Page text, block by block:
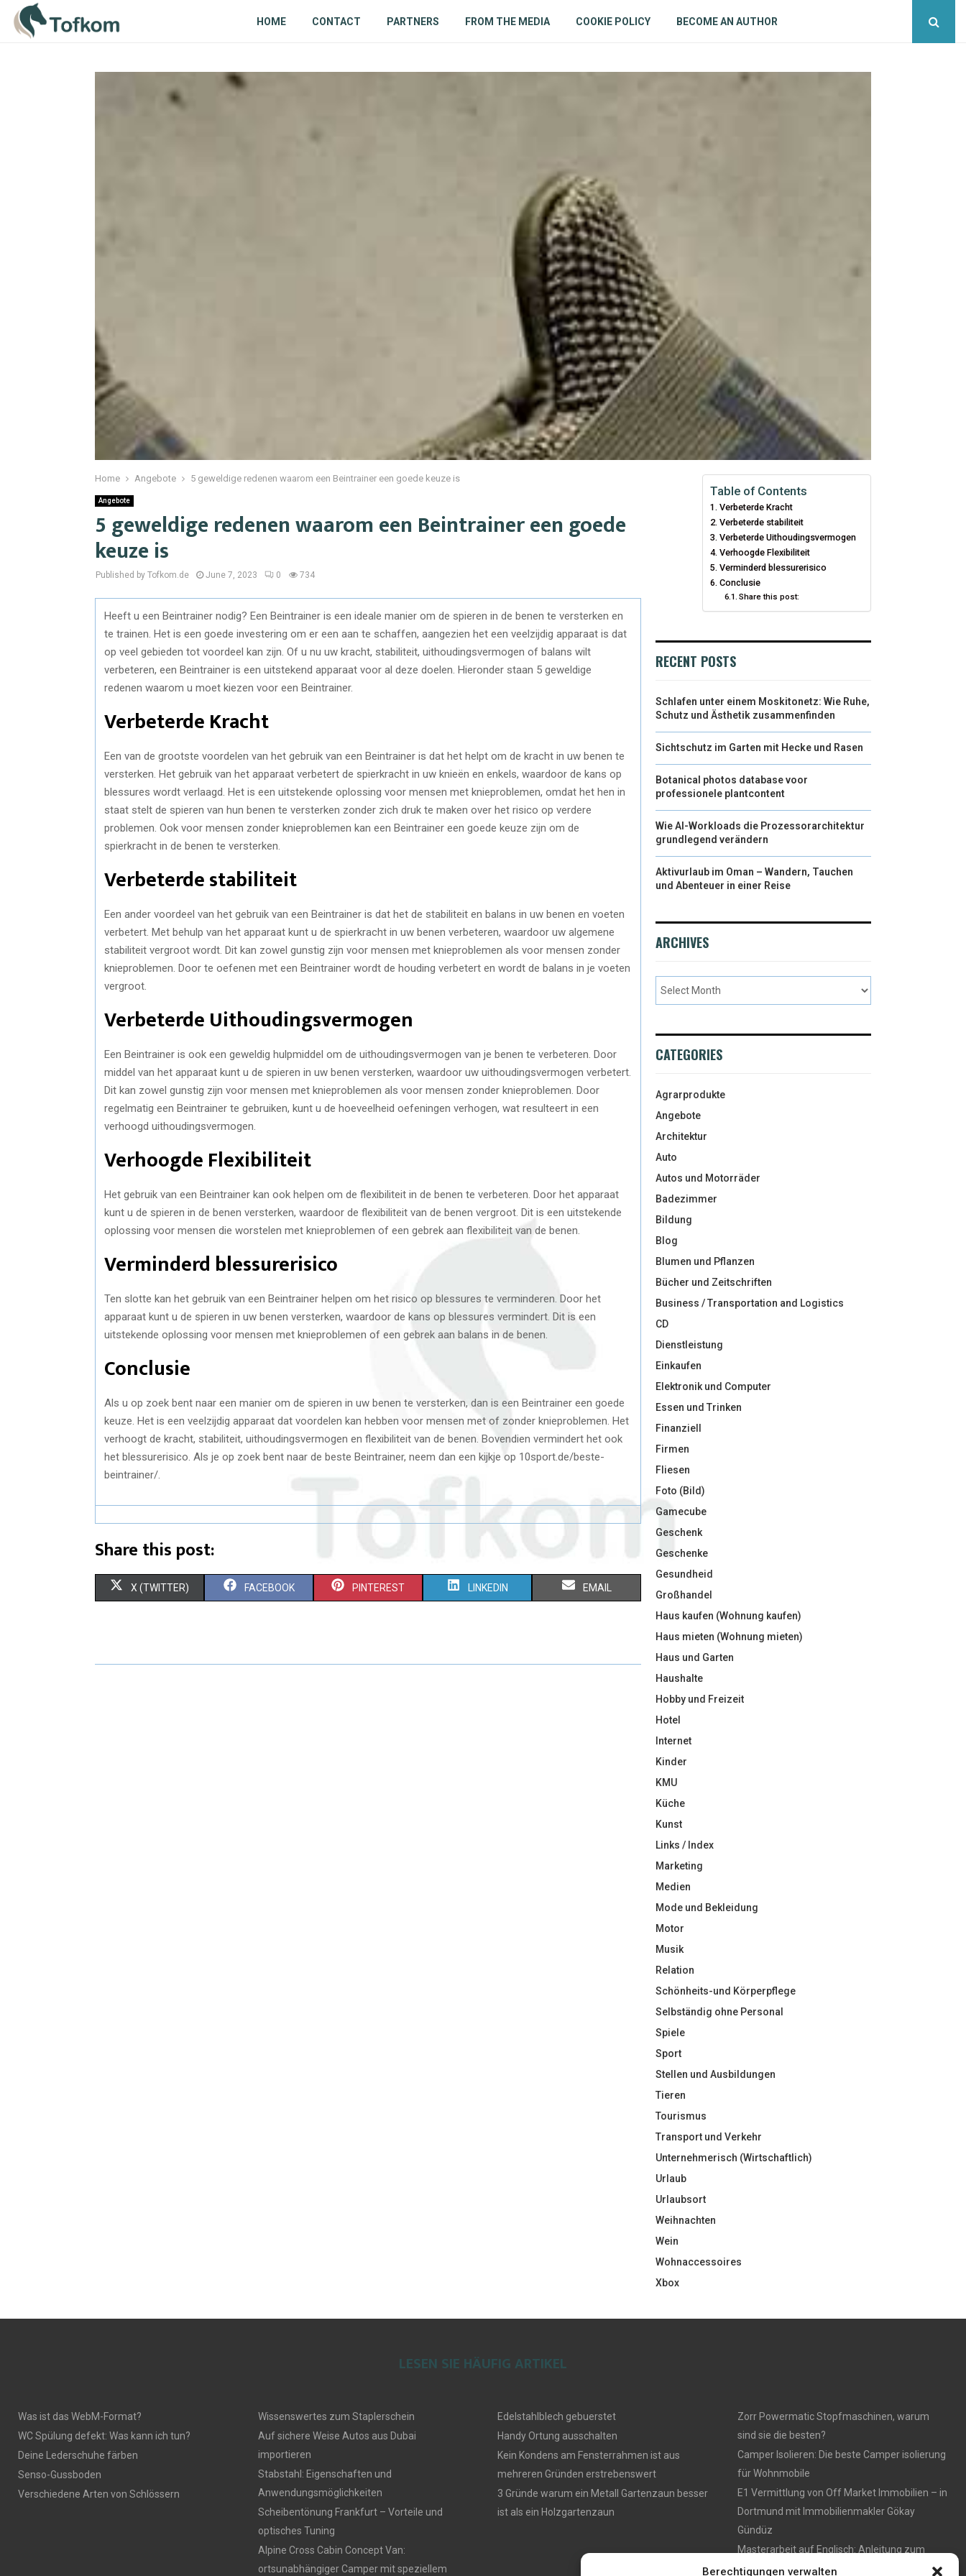
Berechtigungen verwalten
HOME CONTACT PARTNERS FROM THE MEDIA COOKIE POLICY BECOME AN AUTHOR
Home Angebote 5 geweldige redenen waarom een Beintrainer een goede keuze is
Angebote
5 geweldige redenen waarom een Beintrainer een goede
keuze is
Published by Tofkom.de June 7, 2023 0 734
Heeft u een Beintrainer nodig? Een Beintrainer is een ideale manier om de spieren in de benen te versterken en
te trainen. Het is een goede investering om er een aan te schaffen, aangezien het een veelzijdig apparaat is dat
op veel gebieden tot voordeel kan zijn. Of u nu uw kracht, stabiliteit, uithoudingsvermogen of balans wilt
verbeteren, een Beintrainer is een uitstekend apparaat voor al deze doelen. Hieronder staan ​​5 geweldige
redenen waarom u moet kiezen voor een Beintrainer.
Verbeterde Kracht
Een van de grootste voordelen van het gebruik van een Beintrainer is dat het helpt om de kracht in uw benen te
versterken. Het gebruik van het apparaat verbetert de spierkracht in uw knieën en enkels, waardoor de kans op
blessures wordt verlaagd. Het is een uitstekende oplossing voor mensen met knieproblemen, omdat het hen in
staat stelt de spieren van hun benen te versterken zonder zich druk te maken over het risico op verdere
problemen. Ook voor mensen zonder knieproblemen kan een Beintrainer een goede keuze zijn om de
spierkracht in de benen te versterken.
Verbeterde stabiliteit
Een ander voordeel van het gebruik van een Beintrainer is dat het de stabiliteit en balans in uw benen en voeten
verbetert. Met behulp van het apparaat kunt u de spierkracht in uw benen verbeteren, waardoor uw algemene
stabiliteit vergroot wordt. Dit kan zowel gunstig zijn voor mensen met knieproblemen als voor mensen zonder
knieproblemen. Door te oefenen met een Beintrainer wordt de houding verbetert en wordt de balans in je voeten
vergroot.
Verbeterde Uithoudingsvermogen
Een Beintrainer is ook een geweldig hulpmiddel om de uithoudingsvermogen van je benen te verbeteren. Door
middel van het apparaat kunt u de spieren in uw benen versterken, waardoor uw uithoudingsvermogen verbetert.
Dit kan zowel gunstig zijn voor mensen met knieproblemen als voor mensen zonder knieproblemen. Door
regelmatig een Beintrainer te gebruiken, kunt u de hoeveelheid oefeningen verhogen, wat resulteert in een
verhoogd uithoudingsvermogen.
Verhoogde Flexibiliteit
Het gebruik van een Beintrainer kan ook helpen om de flexibiliteit in de benen te verbeteren. Door het apparaat
kunt u de spieren in de benen versterken, waardoor de flexibiliteit van de benen vergroot. Dit is een uitstekende
oplossing voor mensen die worstelen met knieproblemen of een gebrek aan flexibiliteit van de benen.
Verminderd blessurerisico
Ten slotte kan het gebruik van een Beintrainer helpen om het risico op blessures te verminderen. Door het
apparaat kunt u de spieren in uw benen versterken, waardoor de kans op blessures vermindert. Dit is een
uitstekende oplossing voor mensen met knieproblemen of een gebrek aan balans in de benen.
Conclusie
Als u op zoek bent naar een manier om de spieren in uw benen te versterken, dan is een Beintrainer een goede
keuze. Het is een veelzijdig apparaat dat voordelen kan hebben voor mensen met of zonder knieproblemen. Het
verhoogt de kracht, stabiliteit, uithoudingsvermogen en flexibiliteit van de benen. Bovendien vermindert het ook
het blessurerisico. Als je op zoek bent naar de beste Beintrainer, neem dan een kijkje op 10sport.de/beste-
beintrainer/.
Share this post:
X (TWITTER) FACEBOOK PINTEREST LINKEDIN EMAIL
Table of Contents
Verbeterde Kracht
Verbeterde stabiliteit
Verbeterde Uithoudingsvermogen
Verhoogde Flexibiliteit
Verminderd blessurerisico
Conclusie
Share this post:
RECENT POSTS
Schlafen unter einem Moskitonetz: Wie Ruhe,
Schutz und Ästhetik zusammenfinden
Sichtschutz im Garten mit Hecke und Rasen
Botanical photos database voor
professionele plantcontent
Wie AI-Workloads die Prozessorarchitektur
grundlegend verändern
Aktivurlaub im Oman – Wandern, Tauchen
und Abenteuer in einer Reise
ARCHIVES
CATEGORIES
Agrarprodukte
Angebote
Architektur
Auto
Autos und Motorräder
Badezimmer
Bildung
Blog
Blumen und Pflanzen
Bücher und Zeitschriften
Business / Transportation and Logistics
CD
Dienstleistung
Einkaufen
Elektronik und Computer
Essen und Trinken
Finanziell
Firmen
Fliesen
Foto (Bild)
Gamecube
Geschenk
Geschenke
Gesundheid
Großhandel
Haus kaufen (Wohnung kaufen)
Haus mieten (Wohnung mieten)
Haus und Garten
Haushalte
Hobby und Freizeit
Hotel
Internet
Kinder
KMU
Küche
Kunst
Links / Index
Marketing
Medien
Mode und Bekleidung
Motor
Musik
Relation
Schönheits-und Körperpflege
Selbständig ohne Personal
Spiele
Sport
Stellen und Ausbildungen
Tieren
Tourismus
Transport und Verkehr
Unternehmerisch (Wirtschaftlich)
Urlaub
Urlaubsort
Weihnachten
Wein
Wohnaccessoires
Xbox
LESEN SIE HÄUFIG ARTIKEL
Was ist das WebM-Format?
WC Spülung defekt: Was kann ich tun?
Deine Lederschuhe färben
Senso-Gussboden
Verschiedene Arten von Schlössern
Wissenswertes zum Staplerschein
Auf sichere Weise Autos aus Dubai
importieren
Stabstahl: Eigenschaften und
Anwendungsmöglichkeiten
Scheibentönung Frankfurt – Vorteile und
optisches Tuning
Alpine Cross Cabin Concept Van:
ortsunabhängiger Camper mit speziellem
Edelstahlblech gebuerstet
Handy Ortung ausschalten
Kein Kondens am Fensterrahmen ist aus
mehreren Gründen erstrebenswert
3 Gründe warum ein Metall Gartenzaun besser
ist als ein Holzgartenzaun
Zorr Powermatic Stopfmaschinen, warum
sind sie die besten?
Camper Isolieren: Die beste Camper isolierung
für Wohnmobile
E1 Vermittlung von Off Market Immobilien – in
Dortmund mit Immobilienmakler Gökay
Gündüz
Masterarbeit auf Englisch: Anleitung zum
Verfassen